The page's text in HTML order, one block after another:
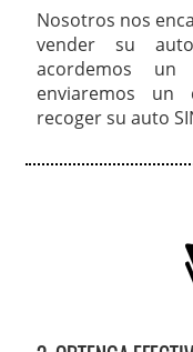
Nosotros nos
vender su
acordemos
enviaremos un
recoger su auto